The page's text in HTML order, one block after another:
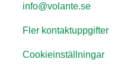
info@volante.se
Fler kontaktuppgifter
Cookieinställningar